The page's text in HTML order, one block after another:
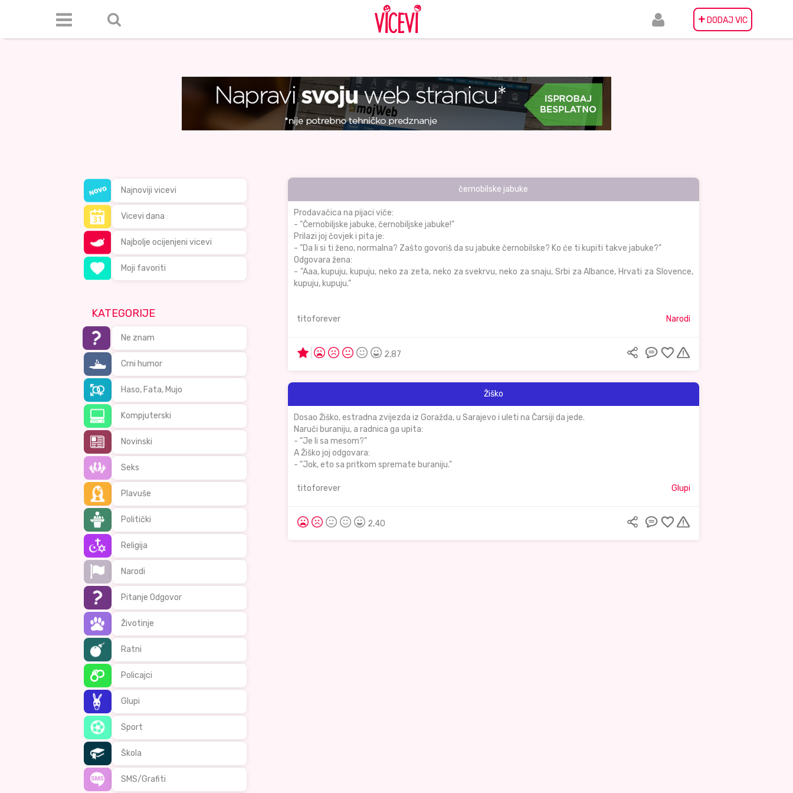
+ DODAJ VIC
Najnoviji vicevi
Vicevi dana
Najbolje ocijenjeni vicevi
Moji favoriti
KATEGORIJE
Ne znam
Crni humor
Haso, Fata, Mujo
Kompjuterski
Novinski
Seks
Plavuše
Politički
Religija
Narodi
Pitanje Odgovor
Životinje
Ratni
Policajci
Glupi
Sport
Škola
SMS/Grafiti
černobilske jabuke
Prodavačica na pijaci viče:
- "Černobiljske jabuke, černobiljske jabuke!"
Prilazi joj čovjek i pita je:
- "Da li si ti ženo, normalna? Zašto govoriš da su jabuke černobilske? Ko će ti kupiti takve jabuke?"
Odgovara žena:
- "Aaa, kupuju, kupuju, neko za zeta, neko za svekrvu, neko za snaju, Srbi za Albance, Hrvati za Slovence,
kupuju, kupuju."
titoforever Narodi
2,87
Žiško
Dosao Žiško, estradna zvijezda iz Goražda, u Sarajevo i uleti na Čarsiji da jede.
Naruči buraniju, a radnica ga upita:
- "Je li sa mesom?"
A Žiško joj odgovara:
- "Jok, eto sa pritkom spremate buraniju."
titoforever Glupi
2,40